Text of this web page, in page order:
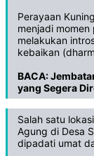
‎Perayaan
menjadi
melakukan
kebaikan
BACA:
yang Segera
‎Salah satu
Agung di Desa
dipadati umat